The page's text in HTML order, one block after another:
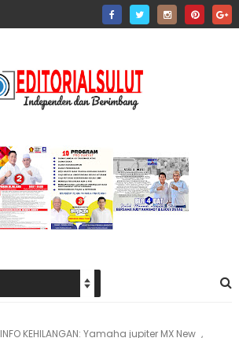
INFO KEHILANGAN: Yamaha jupiter MX New ,